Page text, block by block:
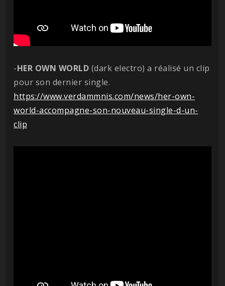
-HER OWN WORLD (dark electro) a réalisé un clip
pour son dernier single.
https://www.verdammnis.com/news/her-own-
world-accompagne-son-nouveau-single-d-un-
clip